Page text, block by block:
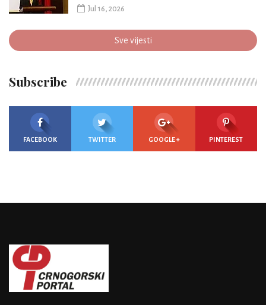
Jul 16, 2026
Sve vijesti
Subscribe
FACEBOOK TWITTER GOOGLE + PINTEREST